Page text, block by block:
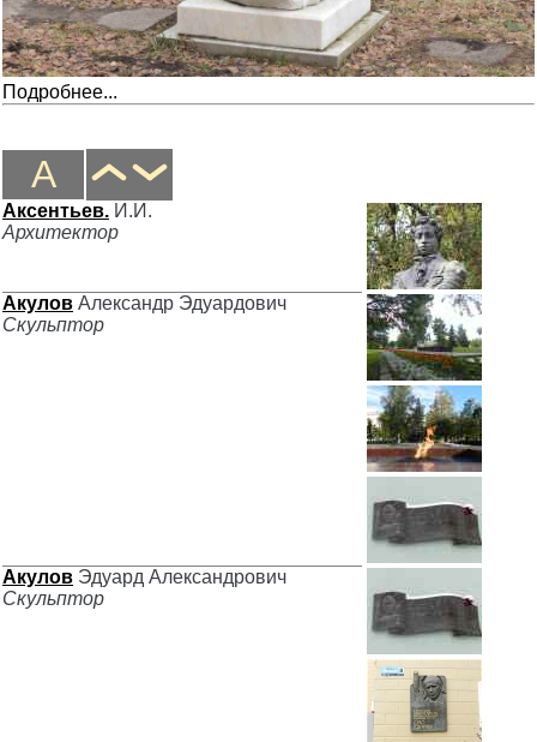
Подробнее...
А
Аксентьев. И.И.
Архитектор
Акулов Александр Эдуардович
Скульптор
Акулов Эдуард Александрович
Скульптор